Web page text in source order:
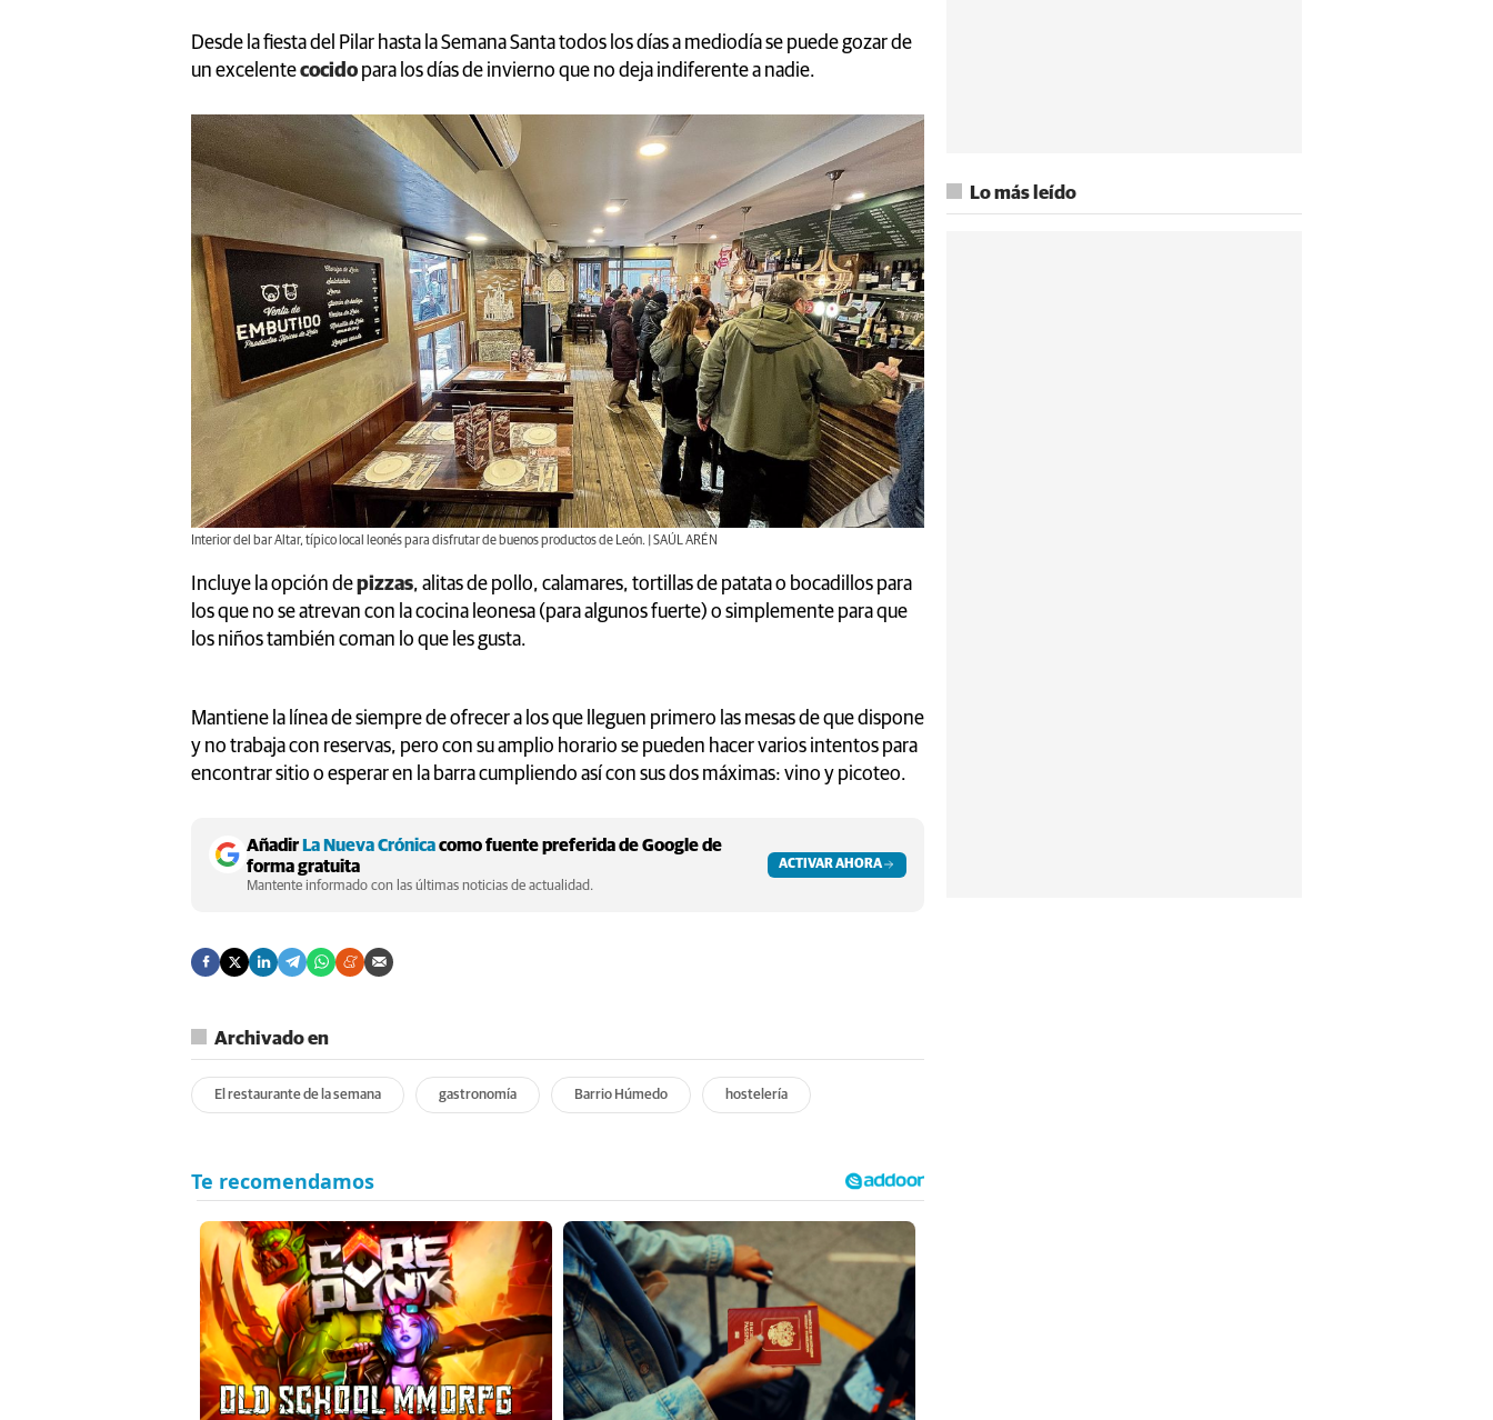
Desde la fiesta del Pilar hasta la Semana Santa todos los días a mediodía se puede gozar de
un excelentecocido para los días de invierno que no deja indiferente a nadie.
Interior del bar Altar, típico local leonés para disfrutar de buenos productos de León. | SAÚL ARÉN
Incluye la opción depizzas, alitas de pollo, calamares, tortillas de patata o bocadillos para
los que no se atrevan con la cocina leonesa (para algunos fuerte) o simplemente para que
los niños también coman lo que les gusta.
Mantiene la línea de siempre de ofrecer a los que lleguen primero las mesas de que dispone
y no trabaja con reservas, pero con su amplio horario se pueden hacer varios intentos para
encontrar sitio o esperar en la barra cumpliendo así con sus dos máximas: vino y picoteo.
Añadir La Nueva Crónicacomo fuente preferida de Google de
forma gratuita
Mantente informado con las últimas noticias de actualidad.
ACTIVAR AHORA
Archivado en
El restaurante de la semana gastronomía Barrio Húmedo hostelería
Lo más leído